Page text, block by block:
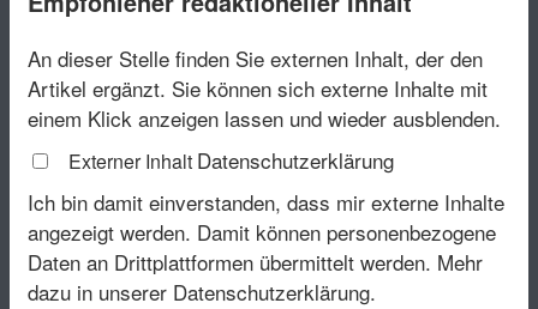
An dieser Stelle finden Sie externen Inhalt, der den
Artikel ergänzt. Sie können sich externe Inhalte mit
einem Klick anzeigen lassen und wieder ausblenden.
Externer Inhalt Datenschutzerklärung
Ich bin damit einverstanden, dass mir externe Inhalte
angezeigt werden. Damit können personenbezogene
Daten an Drittplattformen übermittelt werden. Mehr
dazu in unserer Datenschutzerklärung.